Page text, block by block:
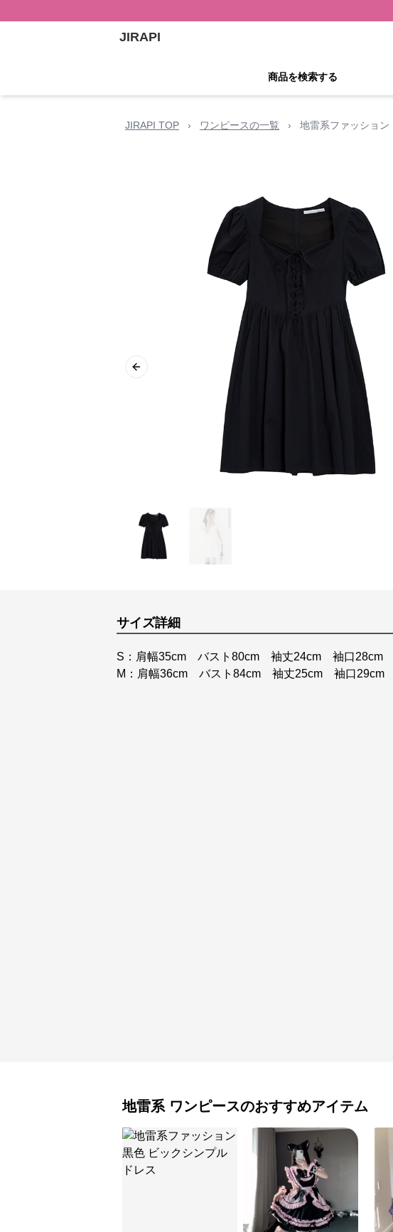
JIRAPI
商品を検索する
JIRAPI TOP › ワンピースの一覧 › 地雷系ファッション
Previous slide
サイズ詳細
S：肩幅35cm バスト80cm 袖丈24cm 袖口28cm
M：肩幅36cm バスト84cm 袖丈25cm 袖口29cm
地雷系 ワンピースのおすすめアイテム